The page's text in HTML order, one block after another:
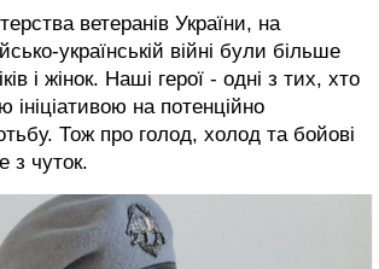
ветеранів України, на
українській війні були більше
і жінок. Наші герої - одні з тих, хто
ініціативою на потенційно
Тож про голод, холод та бойові
з чуток.